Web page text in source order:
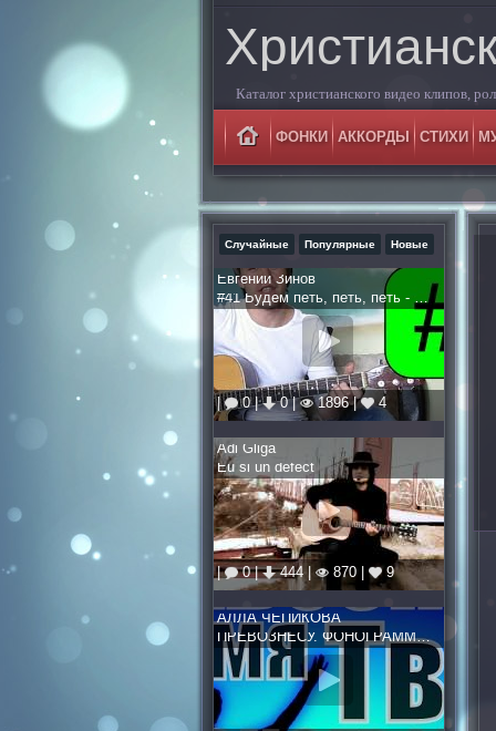
Каталог христианского видео клипов,
ФОНКИ АККОРДЫ СТИХИ
Случайные Популярные Новые
Евгений Зинов
#41 Будем петь, петь, петь - А Захаренко, Chris Tomlin
| 0 | 0 | 1896 | 4
Adi Gliga
Eu si un defect
| 0 | 444 | 870 | 9
АЛЛА ЧЕПИКОВА
ПРЕВОЗНЕСУ. ФОНОГРАММА КАРАОКЕ (песня прославления)